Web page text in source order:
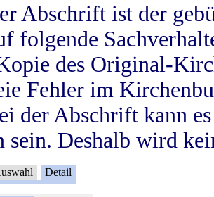
Abschrift ist der
folgende
des Original-
Fehler im
der Abschrift kann
sein. Deshalb wird
Detail